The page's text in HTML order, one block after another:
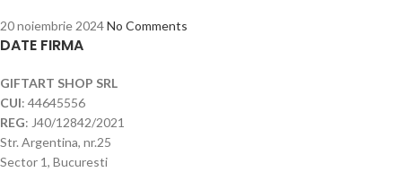
20 noiembrie 2024No Comments
DATE FIRMA
GIFTART SHOP SRL
CUI: 44645556
REG: J40/12842/2021
Str. Argentina, nr.25
Sector 1, Bucuresti